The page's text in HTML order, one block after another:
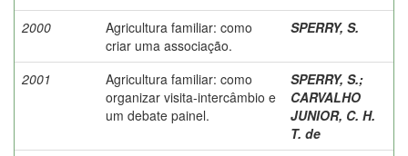
2000
Agricultura familiar: como
criar uma associação.
SPERRY, S.
2001
Agricultura familiar: como
organizar visita-intercâmbio e
um debate painel.
SPERRY, S.;
CARVALHO
JUNIOR, C. H.
T. de